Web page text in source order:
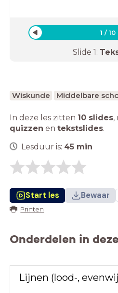
1 /10
Slide 1:
Wiskunde Middelbare
In deze les zitten 10 slides,
quizzen en tekstslides.
Lesduur is: 45 min
Start les Bewaar
Printen
Onderdelen in
Lijnen (lood-,